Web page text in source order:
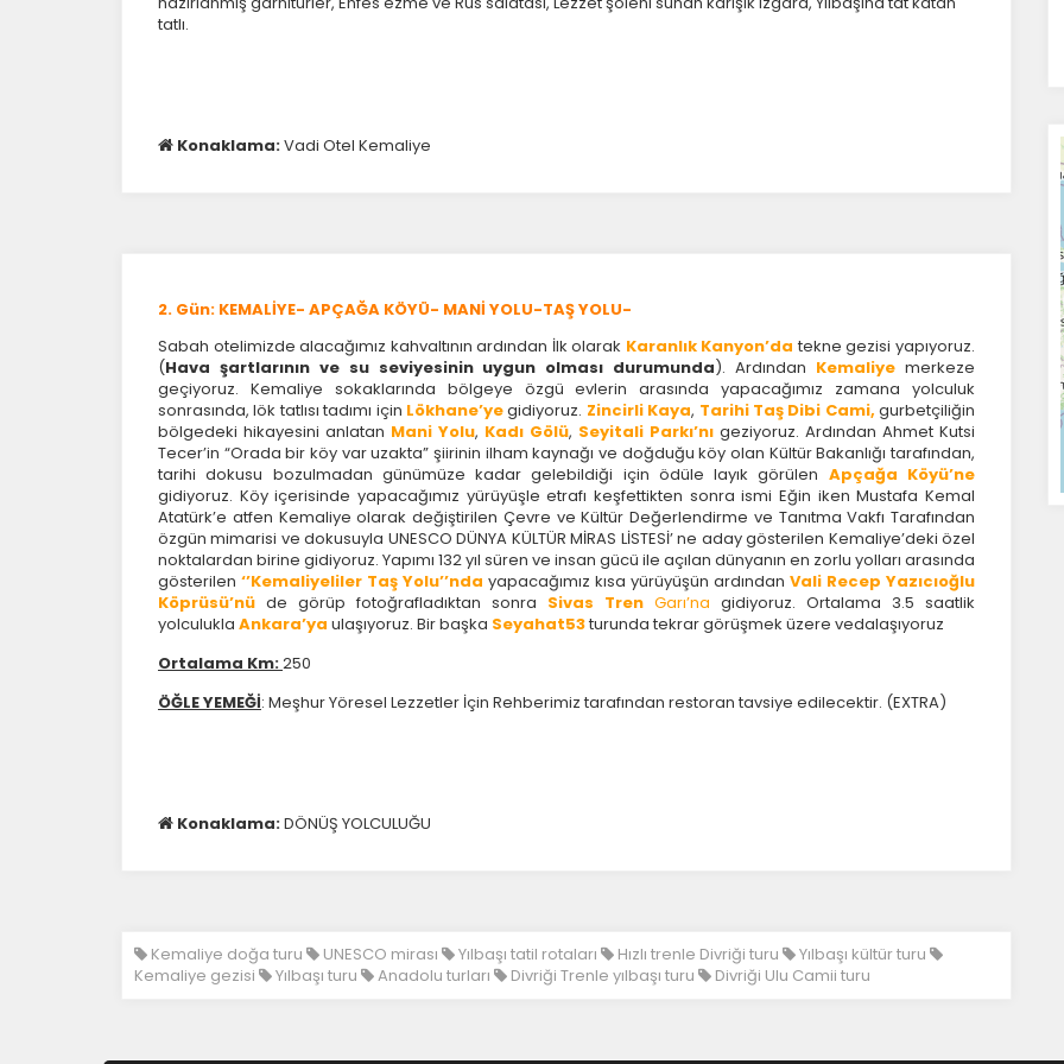
tatlı.
Konaklama:Vadi Otel Kemaliye
2. Gün: KEMALİYE- APÇAĞA KÖYÜ- MANİ YOLU-TAŞ YOLU-
Sabah otelimizde alacağımız kahvaltının ardından İlk olarak Karanlık Kanyon’da tekne gezisi yapıyoruz.
(Hava şartlarının ve su seviyesinin uygun olması durumunda). Ardından Kemaliyemerkeze
geçiyoruz. Kemaliye sokaklarında bölgeye özgü evlerin arasında yapacağımız zamana yolculuk
sonrasında, lök tatlısı tadımı için Lökhane’yegidiyoruz. Zincirli Kaya, Tarihi Taş Dibi Cami, gurbetçiliğin
bölgedeki hikayesini anlatan Mani Yolu, Kadı Gölü, Seyitali Parkı’nı geziyoruz. Ardından Ahmet Kutsi
Tecer’in “Orada bir köy var uzakta” şiirinin ilham kaynağı ve doğduğu köy olan Kültür Bakanlığı tarafından,
tarihi dokusu bozulmadan günümüze kadar gelebildiği için ödüle layık görülen Apçağa Köyü’ne
gidiyoruz. Köy içerisinde yapacağımız yürüyüşle etrafı keşfettikten sonra ismi Eğin iken Mustafa Kemal
Atatürk’e atfen Kemaliye olarak değiştirilen Çevre ve Kültür Değerlendirme ve Tanıtma Vakfı Tarafından
özgün mimarisi ve dokusuyla UNESCO DÜNYA KÜLTÜR MİRAS LİSTESİ’ ne aday gösterilen Kemaliye’deki özel
noktalardan birine gidiyoruz. Yapımı 132 yıl süren ve insan gücü ile açılan dünyanın en zorlu yolları arasında
gösterilen ‘’Kemaliyeliler Taş Yolu’’nda yapacağımız kısa yürüyüşün ardından Vali Recep Yazıcıoğlu
Köprüsü’nü de görüp fotoğrafladıktan sonra Sivas Tren Garı’na gidiyoruz. Ortalama 3.5 saatlik
yolculukla Ankara’ya ulaşıyoruz. Bir başka Seyahat53turunda tekrar görüşmek üzere vedalaşıyoruz
Ortalama Km:250
ÖĞLE YEMEĞİ: Meşhur Yöresel Lezzetler İçin Rehberimiz tarafından restoran tavsiye edilecektir. (EXTRA)
Konaklama:DÖNÜŞ YOLCULUĞU
Kemaliye doğa turu UNESCO mirası Yılbaşı tatil rotaları Hızlı trenle Divriği turu
Yılbaşı kültür turu
Kemaliye gezisi
Yılbaşı turu Anadolu turları Divriği Trenle yılbaşı turu Divriği Ulu Camii turu